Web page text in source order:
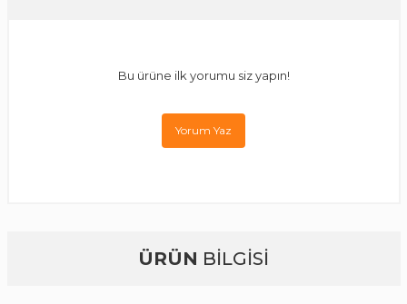
Bu ürüne ilk yorumu siz yapın!
Yorum Yaz
ÜRÜN BİLGİSİ